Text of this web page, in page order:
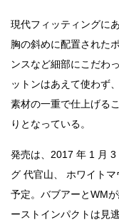
現代フィッティングに
胸の斜めに配置された
ンスなど細部にこだわ
ットンはあえて使わず
素材の一重で仕上げる
りとなっている。
発売は、2017 年 1 月
グ 代官山、 ホワイト
予定。バブアーとWM
ーストインパクトは見